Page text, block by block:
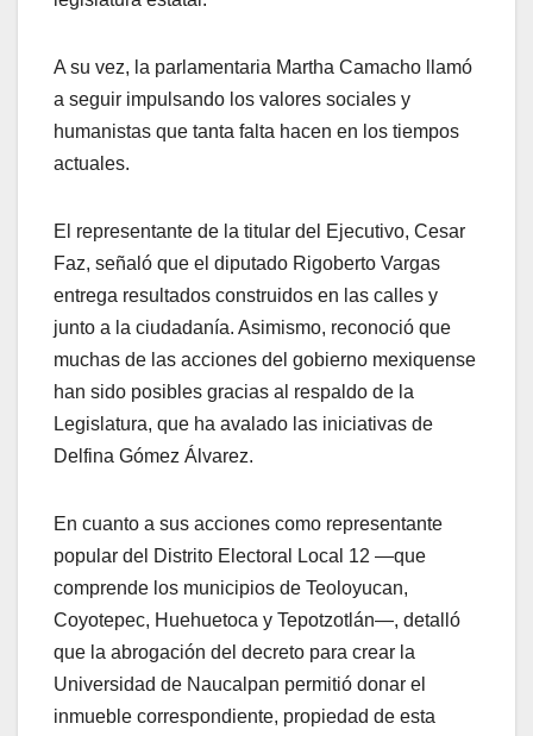
A su vez, la parlamentaria Martha Camacho llamó
a seguir impulsando los valores sociales y
humanistas que tanta falta hacen en los tiempos
actuales.
El representante de la titular del Ejecutivo, Cesar
Faz, señaló que el diputado Rigoberto Vargas
entrega resultados construidos en las calles y
junto a la ciudadanía. Asimismo, reconoció que
muchas de las acciones del gobierno mexiquense
han sido posibles gracias al respaldo de la
Legislatura, que ha avalado las iniciativas de
Delfina Gómez Álvarez.
En cuanto a sus acciones como representante
popular del Distrito Electoral Local 12 —que
comprende los municipios de Teoloyucan,
Coyotepec, Huehuetoca y Tepotzotlán—, detalló
que la abrogación del decreto para crear la
Universidad de Naucalpan permitió donar el
inmueble correspondiente, propiedad de esta